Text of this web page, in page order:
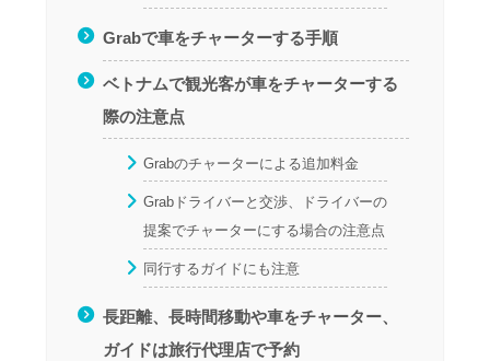
Grabで車をチャーターする手順
ベトナムで観光客が車をチャーターする
際の注意点
Grabのチャーターによる追加料金
Grabドライバーと交渉、ドライバーの
提案でチャーターにする場合の注意点
同行するガイドにも注意
長距離、長時間移動や車をチャーター、
ガイドは旅行代理店で予約